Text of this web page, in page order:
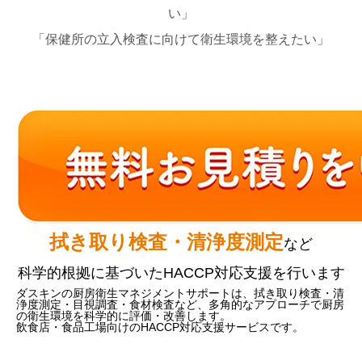
い」
「保健所の立入検査に向けて衛生環境を整えたい」
拭き取り検査・清浄度測定など
科学的根拠に基づいたHACCP対応支援を行います
ダスキンの厨房衛生マネジメントサポートは、拭き取り検査・清
浄度測定・目視調査・食材検査など、多角的なアプローチで厨房
の衛生環境を科学的に評価・改善します。
飲食店・食品工場向けのHACCP対応支援サービスです。